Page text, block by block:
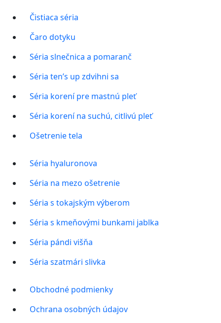
Čistiaca séria
Čaro dotyku
Séria slnečnica a pomaranč
Séria ten’s up zdvihni sa
Séria korení pre mastnú pleť
Séria korení na suchú, citlivú pleť
Ošetrenie tela
Séria hyaluronova
Séria na mezo ošetrenie
Séria s tokajským výberom
Séria s kmeňovými bunkami jablka
Séria pándi višňa
Séria szatmári slivka
Obchodné podmienky
Ochrana osobných údajov